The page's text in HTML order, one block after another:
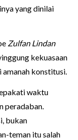
yang dinilai
Zulfan Lindan
kekuasaan
amanah konstitusi.
waktu
peradaban.
bukan
teman itu salah